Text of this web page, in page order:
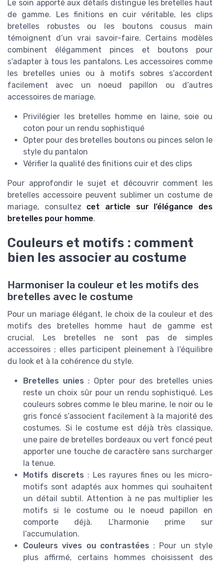
Le soin apporté aux détails distingue les bretelles haut
de gamme. Les finitions en cuir véritable, les clips
bretelles robustes ou les boutons cousus main
témoignent d’un vrai savoir-faire. Certains modèles
combinent élégamment pinces et boutons pour
s’adapter à tous les pantalons. Les accessoires comme
les bretelles unies ou à motifs sobres s’accordent
facilement avec un noeud papillon ou d’autres
accessoires de mariage.
Privilégier les bretelles homme en laine, soie ou
coton pour un rendu sophistiqué
Opter pour des bretelles boutons ou pinces selon le
style du pantalon
Vérifier la qualité des finitions cuir et des clips
Pour approfondir le sujet et découvrir comment les
bretelles accessoire peuvent sublimer un costume de
mariage, consultez cet article sur l’élégance des
bretelles pour homme.
Couleurs et motifs : comment
bien les associer au costume
Harmoniser la couleur et les motifs des
bretelles avec le costume
Pour un mariage élégant, le choix de la couleur et des
motifs des bretelles homme haut de gamme est
crucial. Les bretelles ne sont pas de simples
accessoires ; elles participent pleinement à l’équilibre
du look et à la cohérence du style.
Bretelles unies : Opter pour des bretelles unies
reste un choix sûr pour un rendu sophistiqué. Les
couleurs sobres comme le bleu marine, le noir ou le
gris foncé s’associent facilement à la majorité des
costumes. Si le costume est déjà très classique,
une paire de bretelles bordeaux ou vert foncé peut
apporter une touche de caractère sans surcharger
la tenue.
Motifs discrets : Les rayures fines ou les micro-
motifs sont adaptés aux hommes qui souhaitent
un détail subtil. Attention à ne pas multiplier les
motifs si le costume ou le noeud papillon en
comporte déjà. L’harmonie prime sur
l’accumulation.
Couleurs vives ou contrastées : Pour un style
plus affirmé, certains hommes choisissent des